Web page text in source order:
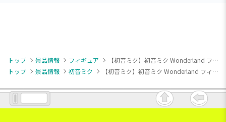
トップ 景品情報 フィギュア
【初音ミク】初音ミク Wonderland フィギュア ラプンツェル
トップ
景品情報 初音ミク 【初音ミク】初音ミク Wonderland フィギュア ラプンツェル